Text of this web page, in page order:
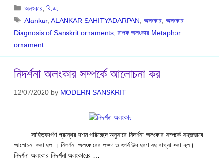
Categories
অলংকার ,বি.এ.
Tags
Alankar,ALANKAR SAHITYADARPAN ,অলংকার ,অলংকার
Diagnosis of Sanskrit ornaments ,রূপক অলংকার Metaphor
ornament
নিদর্শনা অলংকার সম্পর্কে আলোচনা কর
12/07/2020 by MODERN SANSKRIT
সাহিত্যদর্পণ গ্রন্থের দশম পরিচ্ছেদ অনুসারে নিদর্শনা অলংকার সম্পর্কে সহজভাবে
আলোচনা করা হল । নিদর্শনা অলংকারের লক্ষণ তাৎপর্য উদাহরণ সহ বাখ্যা করা হল।
নিদর্শনা অলংকার নিদর্শনা অলংকারের …